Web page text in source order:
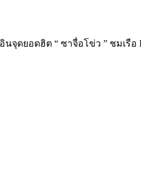
ดยอดฮิต “ ซาจื่อโข่ว ” ชมเรือ